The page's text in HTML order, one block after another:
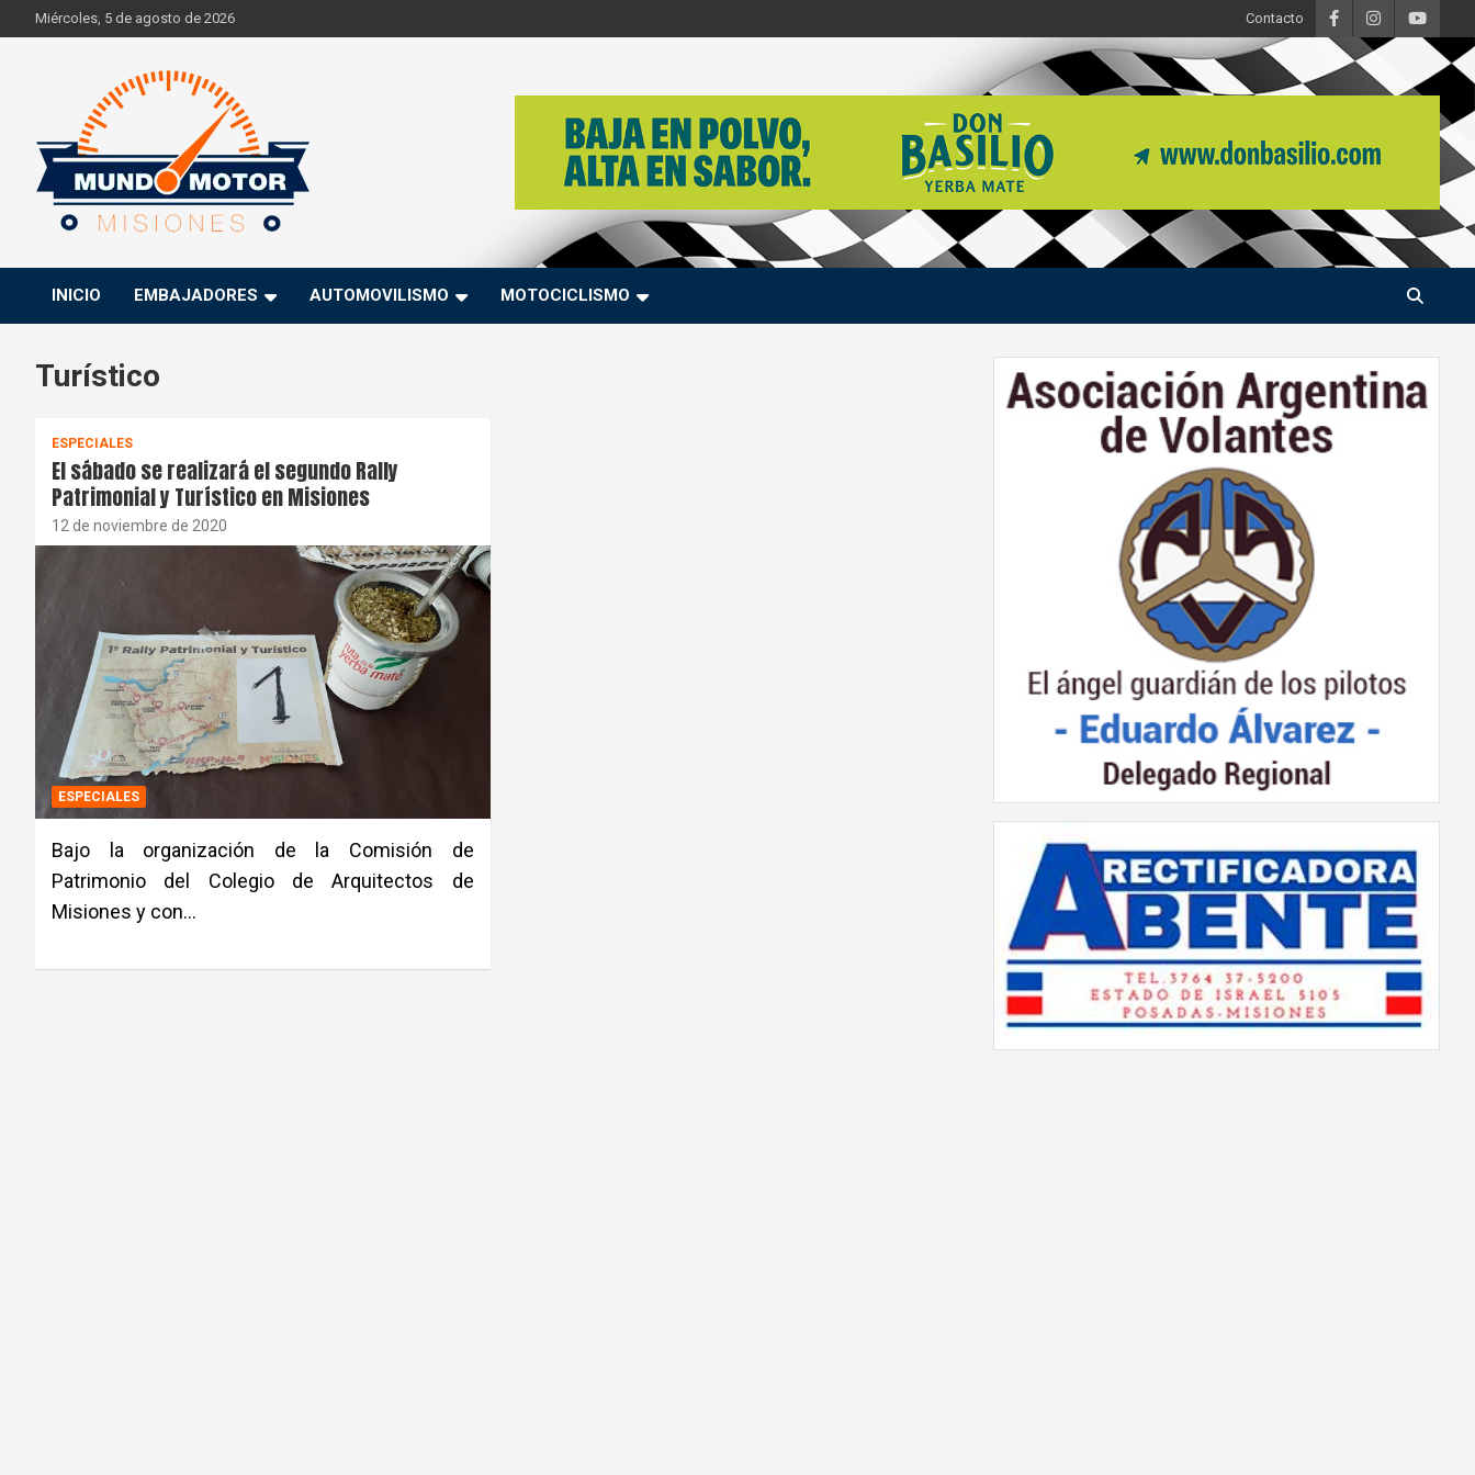
to
Miércoles, 5 de agosto de 2026 Contacto
Mundo Motor Misiones
INICIO EMBAJADORES AUTOMOVILISMO MOTOCICLISMO
Turístico
ESPECIALES
El sábado se realizará el segundo Rally
Patrimonial y Turístico en Misiones
12 de noviembre de 2020
ESPECIALES
Bajo la organización de la Comisión de
Patrimonio del Colegio de Arquitectos de
Misiones y con…